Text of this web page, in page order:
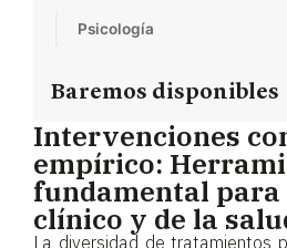
Psicología
Baremos disponibles
Intervenciones
empírico:
fundamental para
clínico y de la
La diversidad de tratamientos